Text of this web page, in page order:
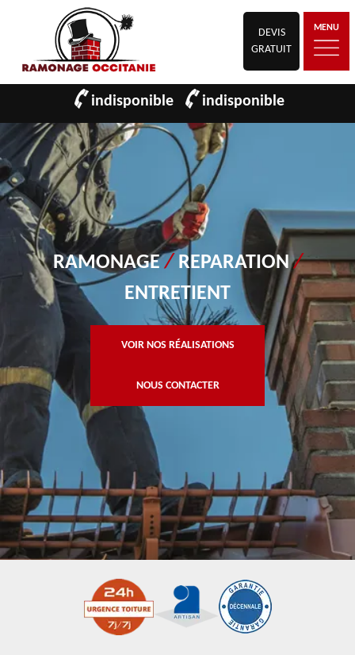
DEVIS
GRATUIT
MENU
indisponible indisponible
RAMONAGE/ REPARATION/
ENTRETIENT
VOIR NOS RÉALISATIONS
NOUS CONTACTER